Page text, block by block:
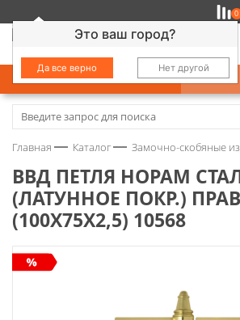
Это ваш город?
Да все верно Нет другой
0
КАТАЛОГ
Замочно-скобяные изделия
Колеса
Главная Каталог Замочно-скобяные
ВВД ПЕТЛЯ НОРАМ
(ЛАТУННОЕ ПОКР.)
(100Х75Х2,5) 10568